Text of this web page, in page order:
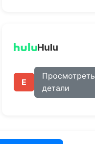
Hulu
E
Просмотреть
детали